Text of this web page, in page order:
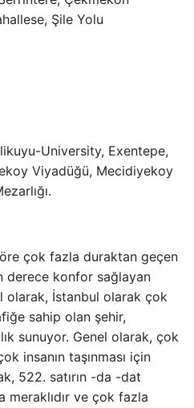
Şile Yolu
University, Exentepe,
Viyadüğü, Mecidiyekoy
çok fazla duraktan geçen
derece konfor sağlayan
olarak, İstanbul olarak çok
sahip olan şehir,
sunuyor. Genel olarak, çok
insanın taşınması için
522. satırın -da -dat
ve çok fazla